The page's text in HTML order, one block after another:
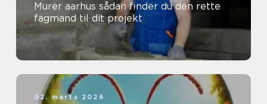
Murer aarhus sådan finder du den rette
fagmand til dit projekt
02. marts 2026